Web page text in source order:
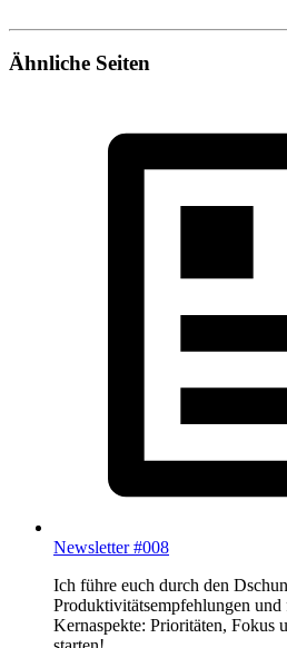
Ähnliche Seiten
Newsletter #008
Ich führe euch durch den
Produktivitätsempfehlungen
Kernaspekte: Prioritäten, Fokus